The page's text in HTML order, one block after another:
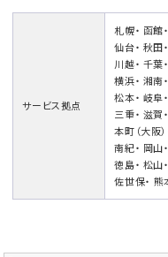
サービス拠点
札幌・ 函館
仙台・ 秋田
川越・ 千葉
横浜・ 湘南
松本・ 岐阜
三重・ 滋賀
本町（大阪）
南紀・ 岡山・
徳島・ 松山
佐世保・ 熊